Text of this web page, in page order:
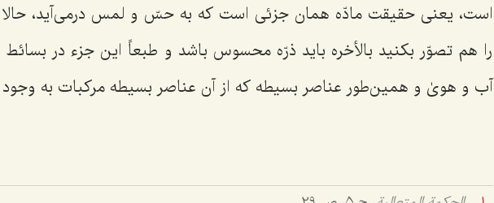
است، یعنی حقیقت مادّه همان جزئی است که به حسّ و لمس درمی‌آید،
را هم تصوّر بکنید بالأخره باید ذرّه محسوس باشد و طبعاً این جزء در
آب و هویٰ و همین‌طور عناصر بسیطه که از آن عناصر بسیطه مرکبات به وجود